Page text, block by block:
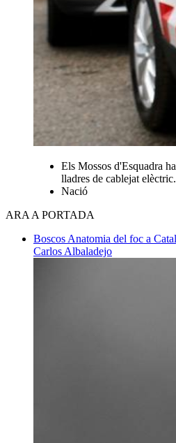
Els Mossos d'Esquadra
lladres de cablejat
Nació
ARA A PORTADA
Boscos Anatomia del foc a
Carlos Albaladejo